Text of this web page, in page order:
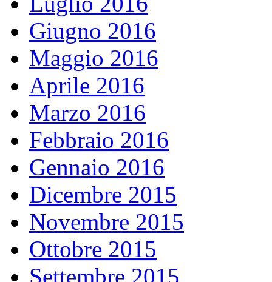
Giugno 2016
Maggio 2016
Aprile 2016
Marzo 2016
Febbraio 2016
Gennaio 2016
Dicembre 2015
Novembre 2015
Ottobre 2015
Settembre 2015